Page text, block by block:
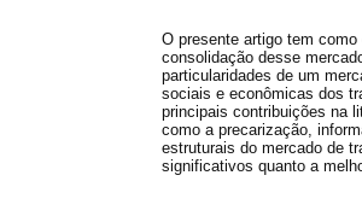
O presente artigo tem
consolidação desse
particularidades de um
sociais e econômicas dos
principais contribuições na
como a precarização,
estruturais do mercado de
significativos quanto a